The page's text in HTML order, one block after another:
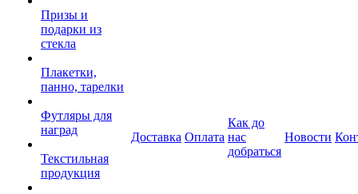
Призы и
подарки из
стекла
Плакетки,
панно, тарелки
Футляры для
наград
Текстильная
продукция
Доставка Оплата
Как до
нас
добраться
Новости